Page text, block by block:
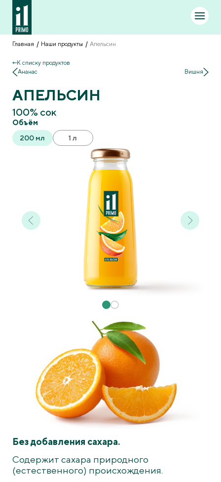
Главная Наши продукты Апельсин
К списку продуктов
Ананас
Вишня
АПЕЛЬСИН
100% сок
Объём
200 мл
1 л
Без добавления сахара.
Содержит сахара природного
(естественного) происхождения.